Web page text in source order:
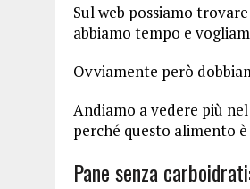
Sul web possiamo
abbiamo tempo e
Ovviamente però
Andiamo a vedere più
perché questo alimento
Pane senza